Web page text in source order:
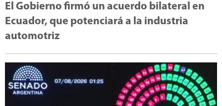
El Gobierno firmó un acuerdo bilateral en
Ecuador, que potenciará a la industria
automotriz